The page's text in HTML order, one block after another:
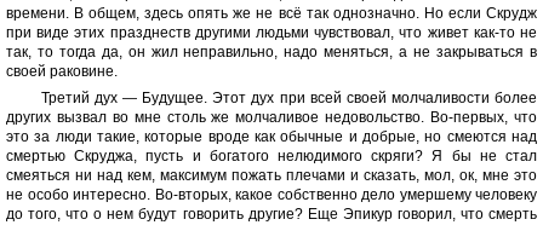
времени. В общем, здесь опять же не всё так однозначно. Но если Скрудж
при виде этих празднеств другими людьми чувствовал, что живет как-то не
так, то тогда да, он жил неправильно, надо меняться, а не закрываться в
своей раковине.
Третий дух — Будущее. Этот дух при всей своей молчаливости более
других вызвал во мне столь же молчаливое недовольство. Во-первых, что
это за люди такие, которые вроде как обычные и добрые, но смеются над
смертью Скруджа, пусть и богатого нелюдимого скряги? Я бы не стал
смеяться ни над кем, максимум пожать плечами и сказать, мол, ок, мне это
не особо интересно. Во-вторых, какое собственно дело умершему человеку
до того, что о нем будут говорить другие? Еще Эпикур говорил, что смерть